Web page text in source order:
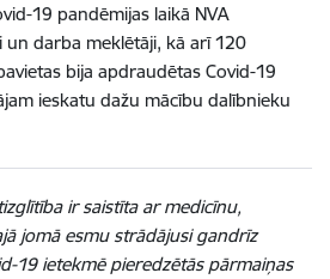
19 pandēmijas laikā NVA
darba meklētāji, kā arī 120
bija apdraudētas Covid-19
ieskatu dažu mācību dalībnieku
ir saistīta ar medicīnu,
jomā esmu strādājusi gandrīz
19 ietekmē pieredzētās pārmaiņas